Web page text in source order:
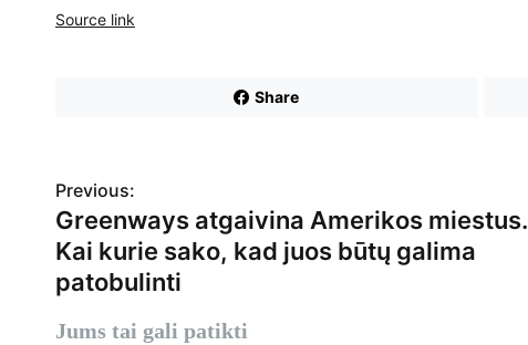
Source link
Share
N
a
v
Previous:
Greenways atgaivina Amerikos miestus.
Kai kurie sako, kad juos būtų galima
patobulinti
Jums tai gali patikti